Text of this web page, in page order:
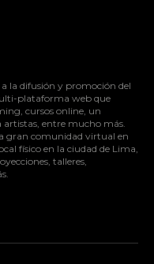
la difusión y promoción del
plataforma web que
cursos online, un
entre mucho más.
gran comunidad virtual en
físico en la ciudad de Lima,
talleres,